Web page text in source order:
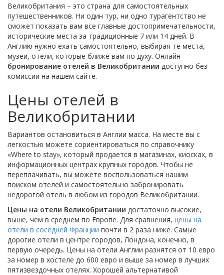
Великобритания – это страна для самостоятельных
путешественников. Ни один тур, ни одно турагентство не
сможет показать вам все главные достопримечательности,
исторические места за традиционные 7 или 14 дней. В
Англию нужно ехать самостоятельно, выбирая те места,
музеи, отели, которые ближе вам по духу. Онлайн
бронирование отелей в Великобритании доступно без
комиссии на нашем сайте.
Цены отелей в
Великобритании
Вариантов остановиться в Англии масса. На месте вы с
легкостью можете сориентироваться по справочнику
«Where to stay», который продается в магазинах, киосках, в
информационных центрах крупных городов. Чтобы не
переплачивать, вы можете воспользоваться нашим
поиском отелей и самостоятельно забронировать
недорогой отель в любом из городов Великобритании.
Цены на отели Великобритании достаточно высокие,
выше, чем в среднем по Европе. Для сравнения, цены на
отели в соседней Франции почти в 2 раза ниже. Самые
дорогие отели в центре городов, Лондона, конечно, в
первую очередь. Цены на отели Англии разнятся от 10 евро
за номер в хостеле до 600 евро и выше за номер в лучших
пятизвездочных отелях. Хорошей альтернативой